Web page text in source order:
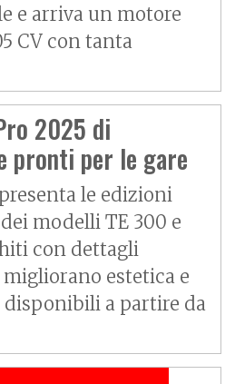
e arriva un motore
CV con tanta
2025 di
pronti per le gare
le edizioni
modelli TE 300 e
con dettagli
estetica e
disponibili a partire da